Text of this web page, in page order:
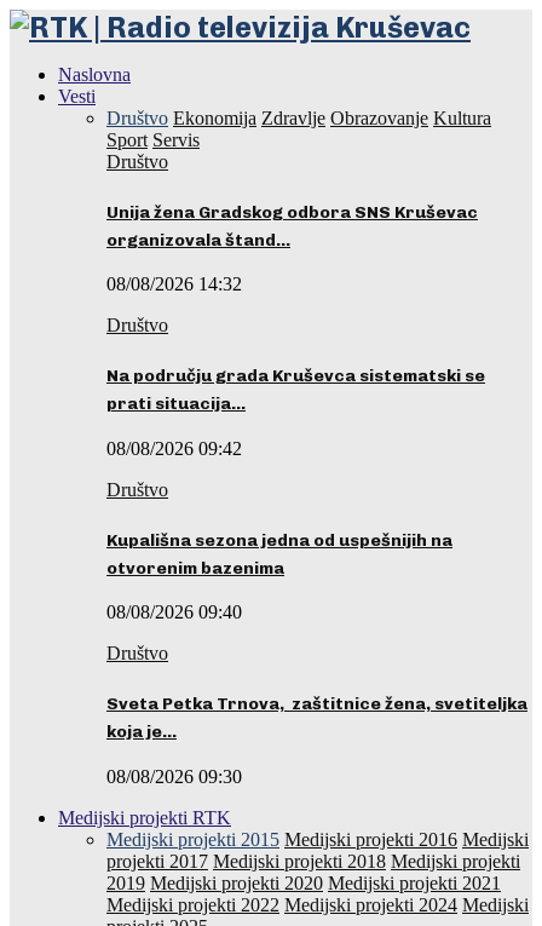
Naslovna
Vesti
Društvo Ekonomija Zdravlje Obrazovanje Kultura
Sport Servis
Društvo
Unija žena Gradskog odbora SNS Kruševac
organizovala štand…
08/08/2026 14:32
Društvo
Na području grada Kruševca sistematski se
prati situacija…
08/08/2026 09:42
Društvo
Kupališna sezona jedna od uspešnijih na
otvorenim bazenima
08/08/2026 09:40
Društvo
Sveta Petka Trnova, zaštitnice žena, svetiteljka
koja je…
08/08/2026 09:30
Medijski projekti RTK
Medijski projekti 2015 Medijski projekti 2016 Medijski
projekti 2017 Medijski projekti 2018 Medijski projekti
2019 Medijski projekti 2020 Medijski projekti 2021
Medijski projekti 2022 Medijski projekti 2024 Medijski